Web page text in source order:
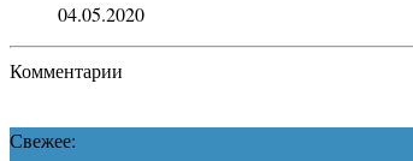
04.05.2020
Комментарии
Свежее: